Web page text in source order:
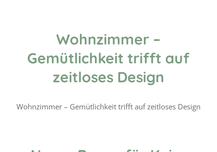
Wohnzimmer –
Gemütlichkeit trifft auf
zeitloses Design
Wohnzimmer – Gemütlichkeit trifft auf zeitloses Design